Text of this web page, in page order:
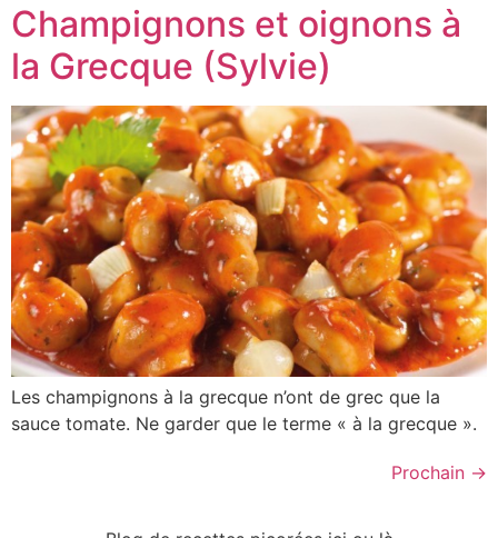
Champignons et oignons à
la Grecque (Sylvie)
Les champignons à la grecque n’ont de grec que la
sauce tomate. Ne garder que le terme « à la grecque ».
Prochain →